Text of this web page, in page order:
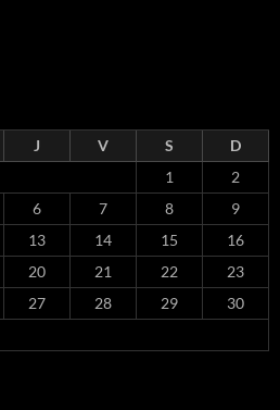
J V S
D
1
2
6 7 8
9
13 14 15
16
20 21 22
23
27 28 29
30